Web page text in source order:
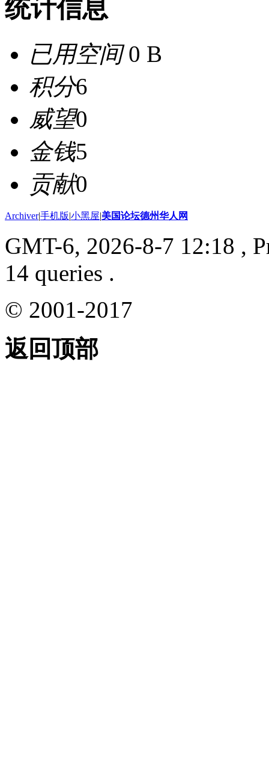
统计信息
已用空间0 B
积分6
威望0
金钱5
贡献0
Archiver|手机版|小黑屋|美国论坛德州华人网
GMT-6, 2026-8-7 12:18 ,
14 queries .
© 2001-2017
返回顶部